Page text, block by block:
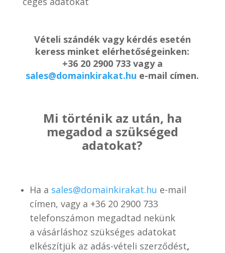
Vételi szándék vagy kérdés esetén
keress minket elérhetőségeinken:
+36 20 2900 733 vagy a
sales@domainkirakat.hu e-mail címen.
Mi történik az után, ha
megadod a szükséged
adatokat?
Ha a sales@domainkirakat.hu e-mail
címen, vagy a +36 20 2900 733
telefonszámon megadtad nekünk
a vásárláshoz szükséges adatokat
elkészítjük az adás-vételi szerződést,